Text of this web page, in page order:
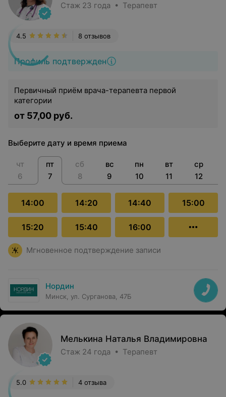
Стаж 23 года • Терапевт
Профиль подтвержден
8 отзывов
4.5
Первичный приём врача-терапевта первой
категории
от 57,00 руб.
Выберите дату и время приема
чт
6
пт
7
сб
8
вс
9
пн
10
вт
11
ср
12
14:00 14:20 14:40 15:00
15:20 15:40 16:00
Мгновенное подтверждение записи
Нордин
Минск, ул. Сурганова, 47Б
Мелькина Наталья Владимировна
Стаж 24 года • Терапевт
4 отзыва
5.0